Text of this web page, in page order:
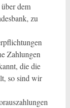
dem
zu
Zahlungen
die die
so sind wir